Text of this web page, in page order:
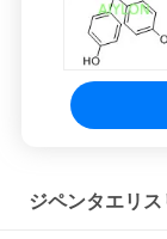
金ジペンタエリ